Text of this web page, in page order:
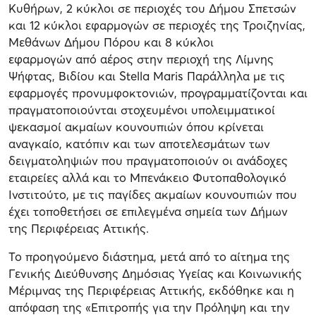
Κυθήρων, 2 κύκλοι σε περιοχές του Δήμου Σπετσών
και 12 κύκλοι εφαρμογών σε περιοχές της Τροιζηνίας,
Μεθάνων Δήμου Πόρου και 8 κύκλοι
εφαρμογών από αέρος στην περιοχή της Λίμνης
Ψήφτας, Βιδίου και Stella Maris Παράλληλα με τις
εφαρμογές προνυμφοκτονιών, προγραμματίζονται και
πραγματοποιούνται στοχευμένοι υπολειμματικοί
ψεκασμοί ακμαίων κουνουπιών όπου κρίνεται
αναγκαίο, κατόπιν και των αποτελεσμάτων των
δειγματοληψιών που πραγματοποιούν οι ανάδοχες
εταιρείες αλλά και το Μπενάκειο Φυτοπαθολογικό
Ινστιτούτο, με τις παγίδες ακμαίων κουνουπιών που
έχει τοποθετήσει σε επιλεγμένα σημεία των Δήμων
της Περιφέρειας Αττικής.
Το προηγούμενο διάστημα, μετά από το αίτημα της
Γενικής Διεύθυνσης Δημόσιας Υγείας και Κοινωνικής
Μέριμνας της Περιφέρειας Αττικής, εκδόθηκε και η
απόφαση της «Επιτροπής για την Πρόληψη και την